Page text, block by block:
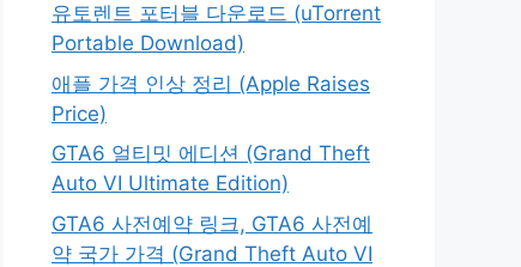
유토렌트 포터블 다운로드 (uTorrent
Portable Download)
애플 가격 인상 정리 (Apple Raises
Price)
GTA6 얼티밋 에디션 (Grand Theft
Auto VI Ultimate Edition)
GTA6 사전예약 링크, GTA6 사전예
약 국가 가격 (Grand Theft Auto VI